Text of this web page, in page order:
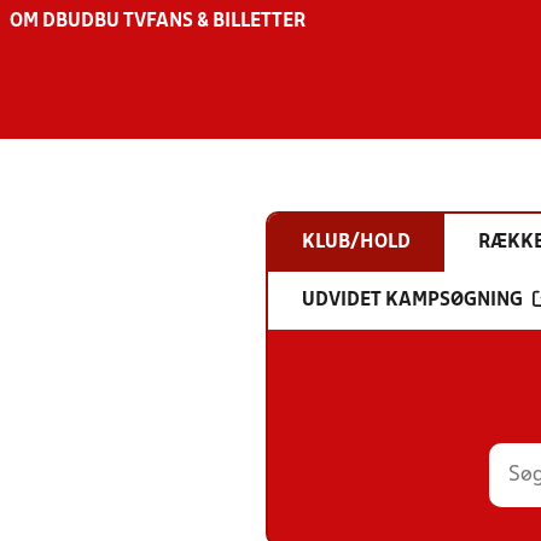
OM DBU DBU TV FANS & BILLETTER
KLUB/HOLD
UDVIDET KAMPSØGNING